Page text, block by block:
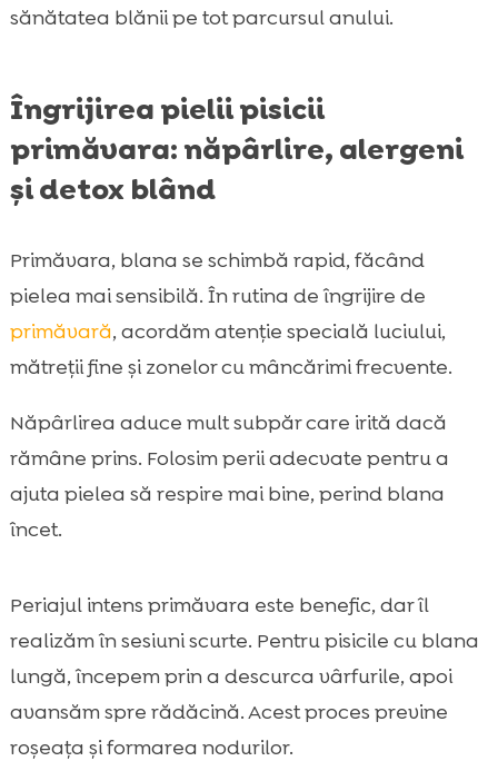
sănătatea blănii pe tot parcursul anului.
Îngrijirea pielii pisicii
primăvara: năpârlire, alergeni
și detox blând
Primăvara, blana se schimbă rapid, făcând
pielea mai sensibilă. În rutina de îngrijire de
primăvară, acordăm atenție specială luciului,
mătreții fine și zonelor cu mâncărimi frecvente.
Năpârlirea aduce mult subpăr care irită dacă
rămâne prins. Folosim perii adecvate pentru a
ajuta pielea să respire mai bine, perind blana
încet.
Periajul intens primăvara este benefic, dar îl
realizăm în sesiuni scurte. Pentru pisicile cu blana
lungă, începem prin a descurca vârfurile, apoi
avansăm spre rădăcină. Acest proces previne
roșeața și formarea nodurilor.